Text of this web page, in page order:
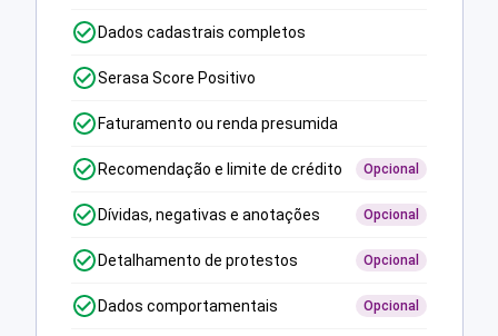
Dados cadastrais completos
Serasa Score Positivo
Faturamento ou renda presumida
Recomendação e limite de crédito Opcional
Dívidas, negativas e anotações Opcional
Detalhamento de protestos Opcional
Dados comportamentais Opcional